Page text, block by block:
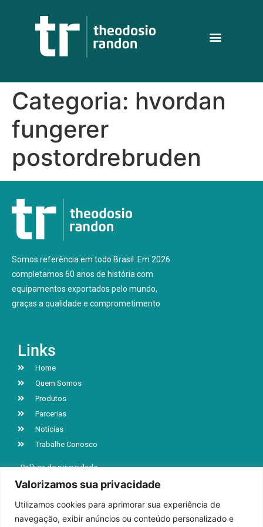
Valorizamos sua privacidade
Utilizamos cookies para aprimorar sua experiência de
navegação, exibir anúncios ou conteúdo personalizado e
Categoria: hvordan
fungerer
postordrebruden
Somos referência em todo Brasil. Em 2026
completamos 60 anos de história com
equipamentos exportados pelo mundo,
graças a qualidade e comprometimento
Links
Home
Quem Somos
Produtos
Parcerias
Notícias
Trabalhe Conosco
Política de privacidade
R. Jacob Luchesi, n° 5039, Bairro Santa Lúcia
Caxias do Sul | RS | CEP 95032-000